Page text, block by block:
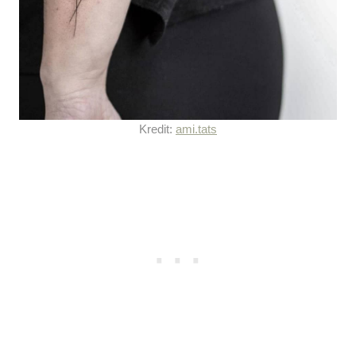
Kredit: ami.tats